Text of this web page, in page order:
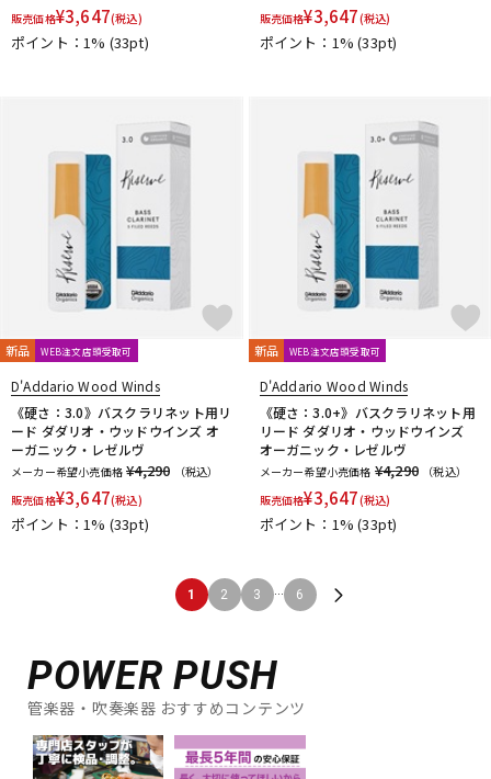
販売価格¥3,647(税込)
ポイント：1% (33pt)
販売価格¥3,647(税込)
ポイント：1%(33pt)
新品 WEB注文店頭受取可
D'Addario Wood Winds
《硬さ：3.0》バスクラリネット用リ
ード ダダリオ・ウッドウインズ オ
ーガニック・レゼルヴ
メーカー希望小売価格 ¥4,290
（税込）
販売価格¥3,647(税込)
ポイント：1% (33pt)
新品 WEB注文店頭受取可
D'Addario Wood Winds
《硬さ：3.0+》バスクラリネット用
リード ダダリオ・ウッドウインズ
オーガニック・レゼルヴ
メーカー希望小売価格 ¥4,290
（税込）
販売価格¥3,647(税込)
ポイント：1%(33pt)
1 2 3 ... 6
POWER PUSH
管楽器・吹奏楽器 おすすめコンテンツ